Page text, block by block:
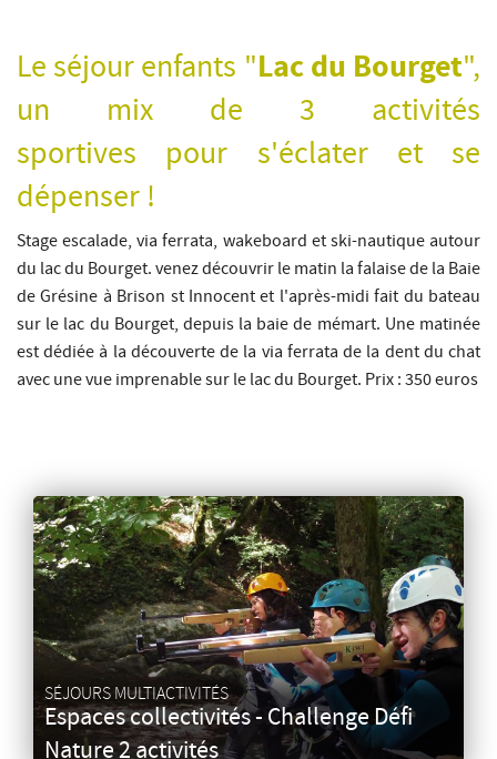
Le séjour enfants "Lac du Bourget",
un mix de 3 activités
sportives pour s'éclater et se
dépenser !
Stage escalade, via ferrata, wakeboard et ski-nautique autour
du lac du Bourget. venez découvrir le matin la falaise de la Baie
de Grésine à Brison st Innocent et l'après-midi fait du bateau
sur le lac du Bourget, depuis la baie de mémart. Une matinée
est dédiée à la découverte de la via ferrata de la dent du chat
avec une vue imprenable sur le lac du Bourget. Prix : 350 euros
SÉJOURS MULTIACTIVITÉS
Espaces collectivités - Challenge Défi
Nature 2 activités